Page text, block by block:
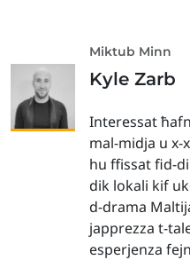
Miktub Minn
Kyle Zarb
Interessat
mal-midja u x-
hu ffissat fid-
dik lokali kif
d-drama
japprezza t-
esperjenza